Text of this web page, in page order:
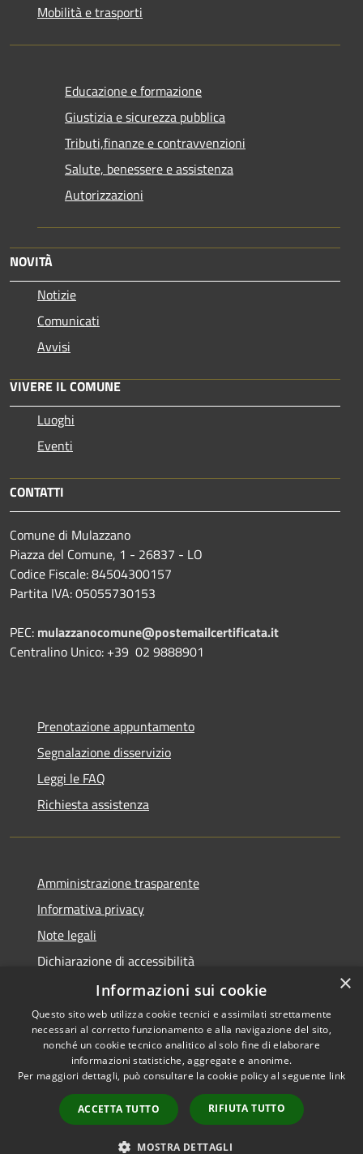
Mobilità e trasporti
Educazione e formazione
Giustizia e sicurezza pubblica
Tributi,finanze e contravvenzioni
Salute, benessere e assistenza
Autorizzazioni
NOVITÀ
Notizie
Comunicati
Avvisi
VIVERE IL COMUNE
Luoghi
Eventi
CONTATTI
Comune di Mulazzano
Piazza del Comune, 1 - 26837 - LO
Codice Fiscale: 84504300157
Partita IVA: 05055730153
PEC: mulazzanocomune@postemailcertificata.it
Centralino Unico: +39 02 9888901
Prenotazione appuntamento
Segnalazione disservizio
Leggi le FAQ
Richiesta assistenza
Amministrazione trasparente
Informativa privacy
Note legali
Dichiarazione di accessibilità
Obiettivi di accessibilità
RSS
Accessibilità
Copyright © 2026 • Comune di
Municipium•
Accesso
redazione
×
Informazioni sui cookie
Questo sito web utilizza cookie tecnici e assimilati strettamente
necessari al corretto funzionamento e alla navigazione del sito,
nonché un cookie tecnico analitico al solo fine di elaborare
informazioni statistiche, aggregate e anonime.
Per maggiori dettagli, può consultare la cookie policy al seguente link
ACCETTA TUTTO RIFIUTA TUTTO
MOSTRA DETTAGLI